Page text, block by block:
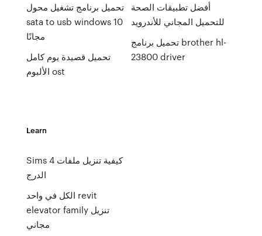
تحميل برنامج تشغيل محول
sata to usb windows 10
مجانًا
تحميل قصيدة يوم كامل
الألبوم ost
أفضل تطبيقات الصحة
للتحميل المجاني للأندرويد
تحميل برنامج brother hl-
23800 driver
Learn
Sims 4 كيفية تنزيل ملفات
الدرج
الكل في واحد revit
elevator family تنزيل
مجاني